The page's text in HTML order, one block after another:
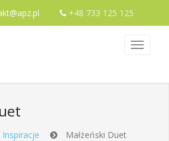
+48 733 125 125
Inspiracje Małżeński Duet